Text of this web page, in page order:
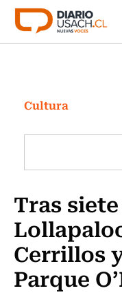
Click acá para ir
Investigación
Cultura
Programas
Cultura
Tras
Cerrillos
Parque